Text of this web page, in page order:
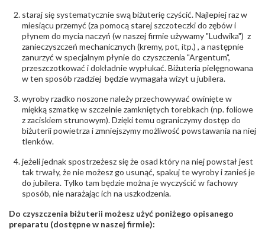
staraj się systematycznie swą biżuterię czyścić. Najlepiej raz w
miesiącu przemyć (za pomocą starej szczoteczki do zębów i
płynem do mycia naczyń (w naszej firmie używamy "Ludwika") z
zanieczyszczeń mechanicznych (kremy, pot, itp.) , a następnie
zanurzyć w specjalnym płynie do czyszczenia "Argentum",
przeszczotkować i dokładnie wypłukać. Biżuteria pielęgnowana
w ten sposób rzadziej będzie wymagała wizyt u jubilera.
wyroby rzadko noszone należy przechowywać owinięte w
miękką szmatkę w szczelnie zamkniętych torebkach (np. foliowe
z zaciskiem strunowym). Dzięki temu ograniczymy dostęp do
biżuterii powietrza i zmniejszymy możliwość powstawania na niej
tlenków.
jeżeli jednak spostrzeżesz się że osad który na niej powstał jest
tak trwały, że nie możesz go usunąć, spakuj te wyroby i zanieś je
do jubilera. Tylko tam będzie można je wyczyścić w fachowy
sposób, nie narażając ich na uszkodzenia.
Do czyszczenia biżuterii możesz użyć poniżego opisanego
preparatu (dostępne w naszej firmie):